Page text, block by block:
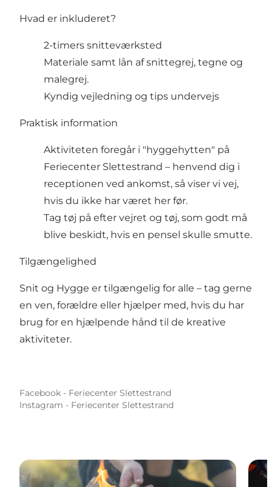
Hvad er inkluderet?
2-timers snitteværksted
Materiale samt lån af snittegrej, tegne og
malegrej.
Kyndig vejledning og tips undervejs
Praktisk information
Aktiviteten foregår i "hyggehytten" på
Feriecenter Slettestrand – henvend dig i
receptionen ved ankomst, så viser vi vej,
hvis du ikke har været her før.
Tag tøj på efter vejret og tøj, som godt må
blive beskidt, hvis en pensel skulle smutte.
Tilgængelighed
Snit og Hygge er tilgængelig for alle – tag gerne
en ven, forældre eller hjælper med, hvis du har
brug for en hjælpende hånd til de kreative
aktiviteter.
Facebook - Feriecenter Slettestrand
Instagram - Feriecenter Slettestrand